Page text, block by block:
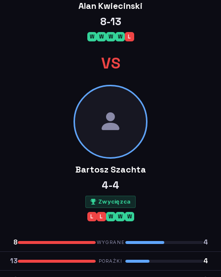
Alan Kwiecinski
8-13
W W W W L
VS
Bartosz Szachta
4-4
Zwycięzca
L L W W W
8 WYGRANE 4
13 PORAŻKI 4